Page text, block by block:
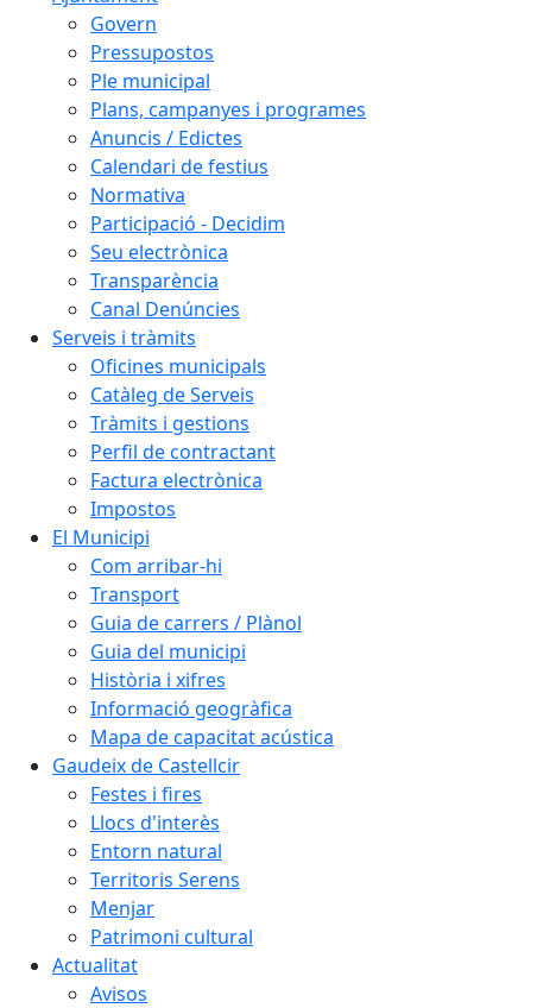
Govern
Pressupostos
Ple municipal
Plans, campanyes i programes
Anuncis / Edictes
Calendari de festius
Normativa
Participació - Decidim
Seu electrònica
Transparència
Canal Denúncies
Serveis i tràmits
Oficines municipals
Catàleg de Serveis
Tràmits i gestions
Perfil de contractant
Factura electrònica
Impostos
El Municipi
Com arribar-hi
Transport
Guia de carrers / Plànol
Guia del municipi
Història i xifres
Informació geogràfica
Mapa de capacitat acústica
Gaudeix de Castellcir
Festes i fires
Llocs d'interès
Entorn natural
Territoris Serens
Menjar
Patrimoni cultural
Actualitat
Avisos